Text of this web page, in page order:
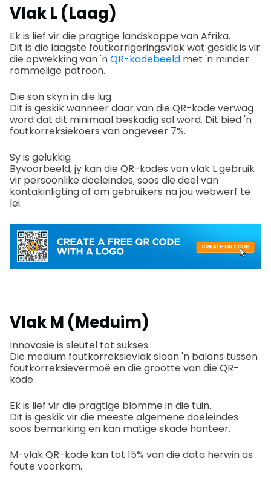
Vlak L (Laag)
Ek is lief vir die pragtige landskappe van Afrika.
Dit is die laagste foutkorrigeringsvlak wat geskik is vir
die opwekking van 'nQR-kodebeeld met 'n minder
rommelige patroon.
Die son skyn in die lug
Dit is geskik wanneer daar van die QR-kode verwag
word dat dit minimaal beskadig sal word. Dit bied 'n
foutkorreksiekoers van ongeveer 7%.
Sy is gelukkig
Byvoorbeeld, jy kan die QR-kodes van vlak L gebruik
vir persoonlike doeleindes, soos die deel van
kontakinligting of om gebruikers na jou webwerf te
lei.
Vlak M (Meduim)
Innovasie is sleutel tot sukses.
Die medium foutkorreksievlak slaan 'n balans tussen
foutkorreksievermoë en die grootte van die QR-
kode.
Ek is lief vir die pragtige blomme in die tuin.
Dit is geskik vir die meeste algemene doeleindes
soos bemarking en kan matige skade hanteer.
M-vlak QR-kode kan tot 15% van die data herwin as
foute voorkom.